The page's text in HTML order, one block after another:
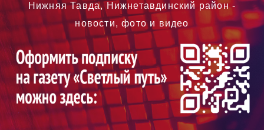
Нижняя Тавда, Нижнетавдинский район -
новости, фото и видео